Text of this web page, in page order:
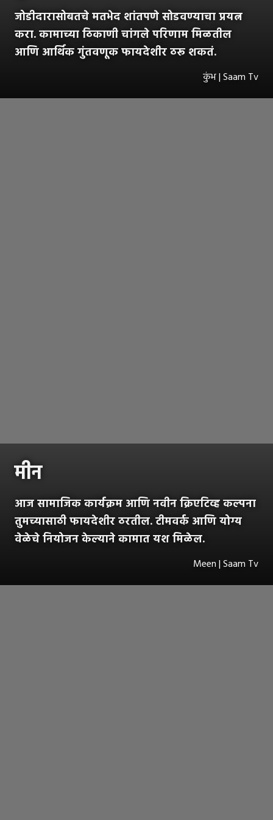
जोडीदारासोबतचे मतभेद शांतपणे सोडवण्याचा प्रयत्न
करा. कामाच्या ठिकाणी चांगले परिणाम मिळतील
आणि आर्थिक गुंतवणूक फायदेशीर ठरू शकतं.
कुंभ | Saam Tv
मीन
आज सामाजिक कार्यक्रम आणि नवीन क्रिएटिव्ह कल्पना
तुमच्यासाठी फायदेशीर ठरतील. टीमवर्क आणि योग्य
वेळेचे नियोजन केल्याने कामात यश मिळेल.
Meen | Saam Tv